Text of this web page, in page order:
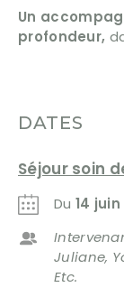
Un
profondeur,
DATES
Séjour soin
Du 14 juin
Juliane,
Etc.